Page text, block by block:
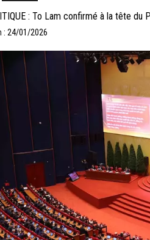
: To Lam confirmé à la tête du
: 24/01/2026